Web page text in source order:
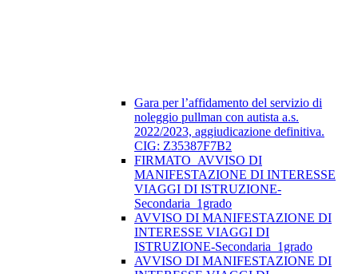
Gara per l’affidamento del servizio di
noleggio pullman con autista a.s.
2022/2023, aggiudicazione definitiva.
CIG: Z35387F7B2
FIRMATO_AVVISO DI
MANIFESTAZIONE DI INTERESSE
VIAGGI DI ISTRUZIONE-
Secondaria_1grado
AVVISO DI MANIFESTAZIONE DI
INTERESSE VIAGGI DI
ISTRUZIONE-Secondaria_1grado
AVVISO DI MANIFESTAZIONE DI